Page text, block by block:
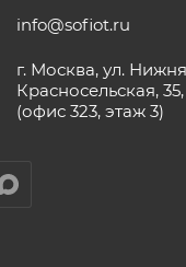
info@sofiot.ru
г. Москва, ул.
Красносельская,
(офис 323, этаж 3)